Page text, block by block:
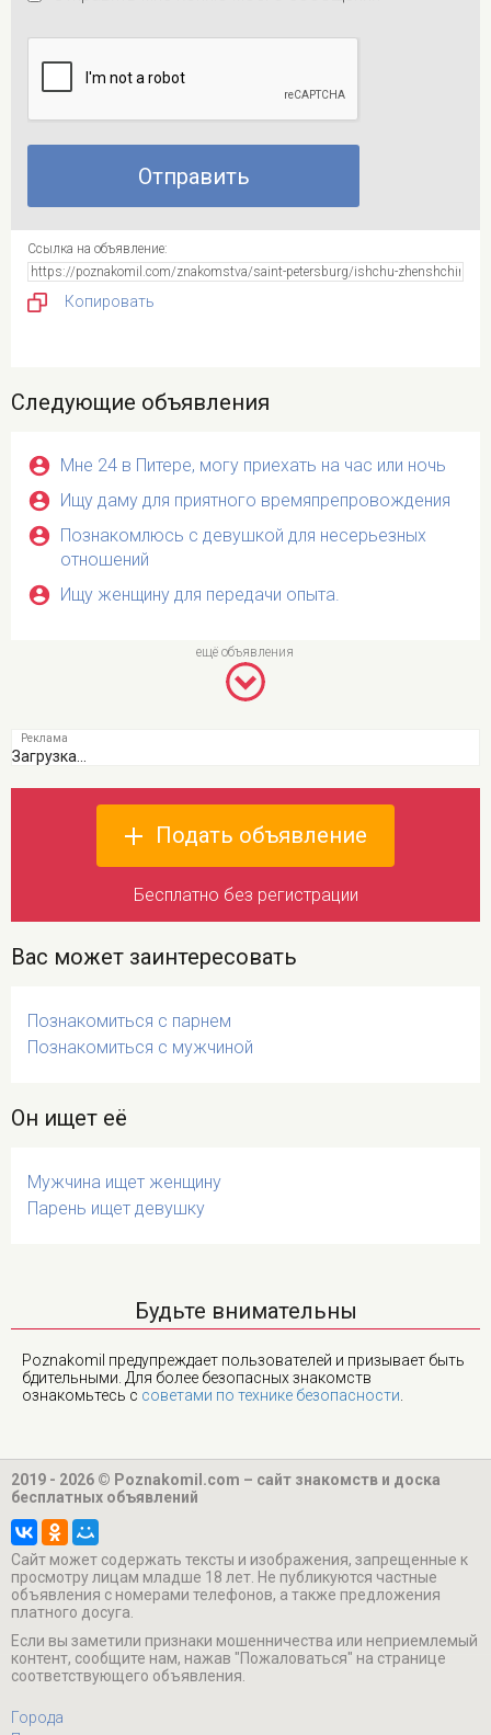
Ссылка на объявление:
Копировать
Следующие объявления
Мне 24 в Питере, могу приехать на час или ночь
Ищу даму для приятного времяпрепровождения
Познакомлюсь с девушкой для несерьезных
отношений
Ищу женщину для передачи опыта.
Загрузка...
Подать объявление
Бесплатно без регистрации
Вас может заинтересовать
Познакомиться с парнем
Познакомиться с мужчиной
Он ищет её
Мужчина ищет женщину
Парень ищет девушку
Будьте внимательны
Poznakomil предупреждает пользователей и призывает быть
бдительными. Для более безопасных знакомств
ознакомьтесь с советами по технике безопасности
2019 - 2026 © Poznakomil.com – сайт знакомств и доска
бесплатных объявлений
Cайт может содержать тексты и изображения, запрещенные к
просмотру лицам младше 18 лет. Не публикуются частные
объявления с номерами телефонов, а также предложения
платного досуга.
Если вы заметили признаки мошенничества или неприемлемый
контент, сообщите нам, нажав "Пожаловаться" на странице
соответствующего объявления.
Города